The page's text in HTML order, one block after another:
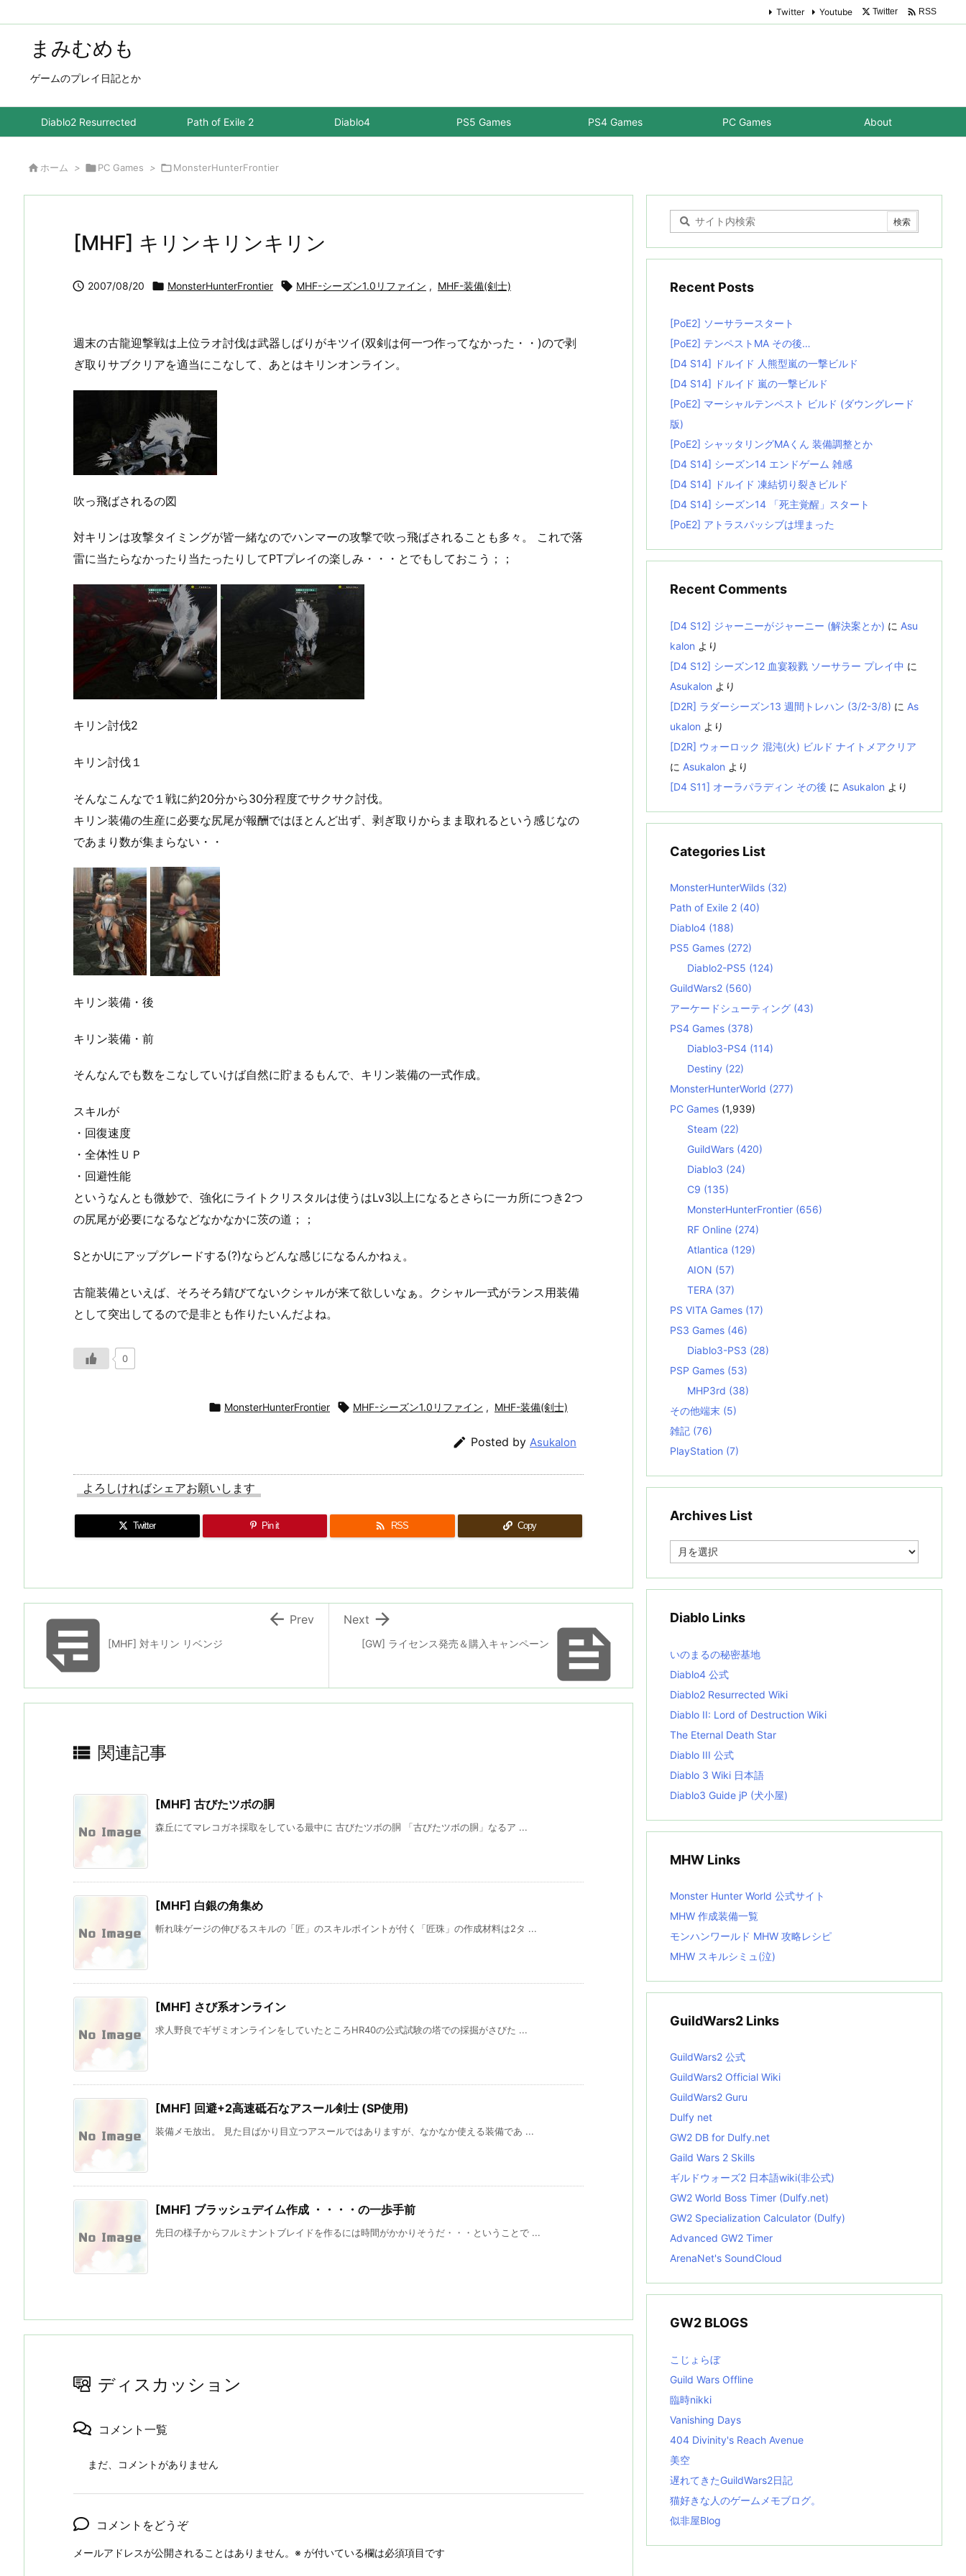
まみむめも
ゲームのプレイ日記とか
Diablo2 Resurrected Path of Exile 2 Diablo4 PS5 Games PS4 Games PC Games About
Twitter Youtube Twitter  RSS
 ホーム > PC Games > MonsterHunterFrontier
[MHF] キリンキリンキリン
 2007/08/20  MonsterHunterFrontier  MHF-シーズン1.0リファイン , MHF-装備(剣士)
週末の古龍迎撃戦は上位ラオ討伐は武器しばりがキツイ(双剣は何一つ作ってなかった・・)ので剥
ぎ取りサブクリアを適当にこなして、あとはキリンオンライン。
吹っ飛ばされるの図
対キリンは攻撃タイミングが皆一緒なのでハンマーの攻撃で吹っ飛ばされることも多々。 これで落
雷に当たらなかったり当たったりしてPTプレイの楽しみ・・・とでもしておこう；；
キリン討伐2
キリン討伐１
そんなこんなで１戦に約20分から30分程度でサクサク討伐。
キリン装備の生産に必要な尻尾が報酬ではほとんど出ず、剥ぎ取りからまま取れるという感じなの
であまり数が集まらない・・
キリン装備・後
キリン装備・前
そんなんでも数をこなしていけば自然に貯まるもんで、キリン装備の一式作成。
スキルが
・回復速度
・全体性ＵＰ
・回避性能
というなんとも微妙で、強化にライトクリスタルは使うはLv3以上になるとさらに一カ所につき2つ
の尻尾が必要になるなどなかなかに茨の道；；
SとかUにアップグレードする(?)ならどんな感じになるんかねぇ。
古龍装備といえば、そろそろ錆びてないクシャルが来て欲しいなぁ。クシャル一式がランス用装備
として突出してるので是非とも作りたいんだよね。
0
 MonsterHunterFrontier  MHF-シーズン1.0リファイン , MHF-装備(剣士)
 Posted by Asukalon
よろしければシェアお願いします
Twitter Pin it  RSS Copy

[GW] ライセンス発売＆購入キャンペーン

Next
[MHF] 対キリン リベンジ
 Prev
 関連記事
[MHF] 古びたツボの胴
森丘にてマレコガネ採取をしている最中に 古びたツボの胴 「古びたツボの胴」なるア ...
[MHF] 白銀の角集め
斬れ味ゲージの伸びるスキルの「匠」のスキルポイントが付く「匠珠」の作成材料は2タ ...
[MHF] さび系オンライン
求人野良でギザミオンラインをしていたところHR40の公式試験の塔での採掘がさびた ...
[MHF] 回避+2高速砥石なアスール剣士 (SP使用)
装備メモ放出。 見た目ばかり目立つアスールではありますが、なかなか使える装備であ ...
[MHF] ブラッシュデイム作成 ・・・・の一歩手前
先日の様子からフルミナントブレイドを作るには時間がかかりそうだ・・・ということで ...
ディスカッション
コメント一覧
まだ、コメントがありません
コメントをどうぞ
メールアドレスが公開されることはありません。 ※ が付いている欄は必須項目です
Recent Posts
[PoE2] ソーサラースタート
[PoE2] テンペストMA その後…
[D4 S14] ドルイド 人熊型嵐の一撃ビルド
[D4 S14] ドルイド 嵐の一撃ビルド
[PoE2] マーシャルテンペスト ビルド (ダウングレード
版)
[PoE2] シャッタリングMAくん 装備調整とか
[D4 S14] シーズン14 エンドゲーム 雑感
[D4 S14] ドルイド 凍結切り裂きビルド
[D4 S14] シーズン14 「死主覚醒」スタート
[PoE2] アトラスパッシブは埋まった
Recent Comments
[D4 S12] ジャーニーがジャーニー (解決案とか) に Asu
kalon より
[D4 S12] シーズン12 血宴殺戮 ソーサラー プレイ中 に
Asukalon より
[D2R] ラダーシーズン13 週間トレハン (3/2-3/8) に As
ukalon より
[D2R] ウォーロック 混沌(火) ビルド ナイトメアクリア
に Asukalon より
[D4 S11] オーラパラディン その後 に Asukalon より
Categories List
MonsterHunterWilds (32)
Path of Exile 2 (40)
Diablo4 (188)
PS5 Games (272)
Diablo2-PS5 (124)
GuildWars2 (560)
アーケードシューティング (43)
PS4 Games (378)
Diablo3-PS4 (114)
Destiny (22)
MonsterHunterWorld (277)
PC Games (1,939)
Steam (22)
GuildWars (420)
Diablo3 (24)
C9 (135)
MonsterHunterFrontier (656)
RF Online (274)
Atlantica (129)
AION (57)
TERA (37)
PS VITA Games (17)
PS3 Games (46)
Diablo3-PS3 (28)
PSP Games (53)
MHP3rd (38)
その他端末 (5)
雑記 (76)
PlayStation (7)
Archives List
e
i
s
t
Diablo Links
いのまるの秘密基地
Diablo4 公式
Diablo2 Resurrected Wiki
Diablo II: Lord of Destruction Wiki
The Eternal Death Star
Diablo III 公式
Diablo 3 Wiki 日本語
Diablo3 Guide jP (犬小屋)
MHW Links
Monster Hunter World 公式サイト
MHW 作成装備一覧
モンハンワールド MHW 攻略レシピ
MHW スキルシミュ(泣)
GuildWars2 Links
GuildWars2 公式
GuildWars2 Official Wiki
GuildWars2 Guru
Dulfy net
GW2 DB for Dulfy.net
Gaild Wars 2 Skills
ギルドウォーズ2 日本語wiki(非公式)
GW2 World Boss Timer (Dulfy.net)
GW2 Specialization Calculator (Dulfy)
Advanced GW2 Timer
ArenaNet's SoundCloud
GW2 BLOGS
こじょらぼ
Guild Wars Offline
臨時nikki
Vanishing Days
404 Divinity's Reach Avenue
美空
遅れてきたGuildWars2日記
猫好きな人のゲームメモブログ。
似非屋Blog